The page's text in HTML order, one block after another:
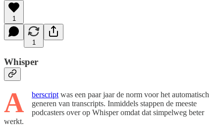
1
1
Whisper
A berscript was een paar jaar de norm voor het automatisch
generen van transcripts. Inmiddels stappen de meeste
podcasters over op Whisper omdat dat simpelweg beter
werkt.